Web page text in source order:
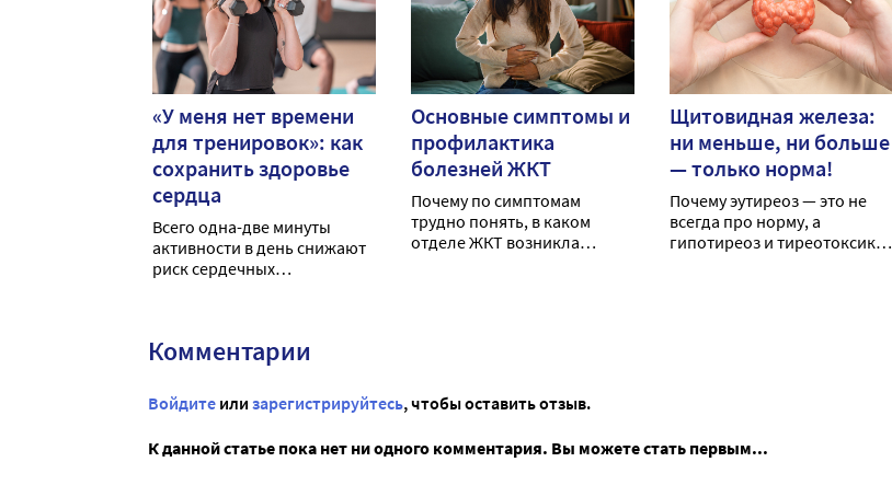
«У меня нет времени
для тренировок»: как
сохранить здоровье
сердца
Всего одна-две минуты
активности в день снижают
риск сердечных
затрат времени?
Основные симптомы и
профилактика
болезней ЖКТ
Почему по симптомам
трудно понять, в каком
отделе ЖКТ возникла
Щитовидная железа:
ни меньше, ни больше
— только норма!
Почему эутиреоз — это не
всегда про норму, а
гипотиреоз и тиреотоксикоз
Комментарии
Войдите или зарегистрируйтесь, чтобы оставить отзыв.
К данной статье пока нет ни одного комментария. Вы можете стать первым...